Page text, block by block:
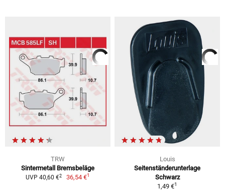
TRW
Sintermetall Bremsbeläge
UVP 40,60 €2 36,54 €1
Louis
Seitenständerunterlage
Schwarz
1,49 €1